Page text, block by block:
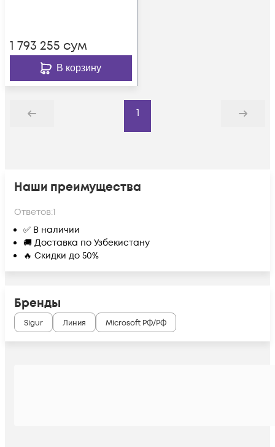
1 793 255 сум
В корзину
Назад
1
Дальше
Наши преимущества
Ответов:1
✅ В наличии
🚚 Доставка по Узбекистану
🔥 Скидки до 50%
Бренды
Sigur Линия Microsoft РФ/РФ